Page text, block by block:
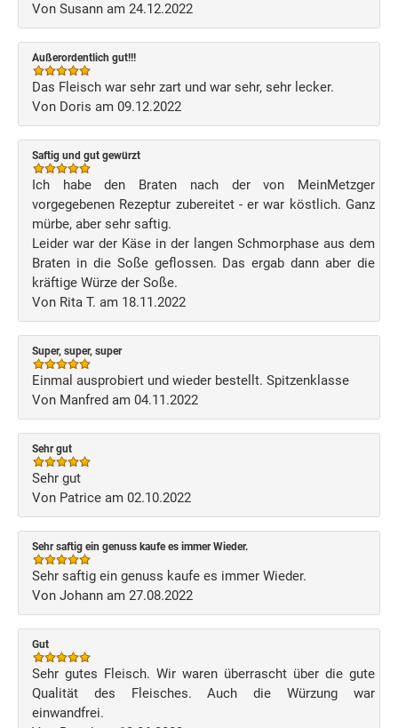
Von Susann am 24.12.2022
Außerordentlich gut!!!
Das Fleisch war sehr zart und war sehr, sehr lecker.
Von Doris am 09.12.2022
Saftig und gut gewürzt
Ich habe den Braten nach der von MeinMetzger
vorgegebenen Rezeptur zubereitet - er war köstlich. Ganz
mürbe, aber sehr saftig.
Leider war der Käse in der langen Schmorphase aus dem
Braten in die Soße geflossen. Das ergab dann aber die
kräftige Würze der Soße.
Von Rita T. am 18.11.2022
Super, super, super
Einmal ausprobiert und wieder bestellt. Spitzenklasse
Von Manfred am 04.11.2022
Sehr gut
Sehr gut
Von Patrice am 02.10.2022
Sehr saftig ein genuss kaufe es immer Wieder.
Sehr saftig ein genuss kaufe es immer Wieder.
Von Johann am 27.08.2022
Gut
Sehr gutes Fleisch. Wir waren überrascht über die gute
Qualität des Fleisches. Auch die Würzung war
einwandfrei.